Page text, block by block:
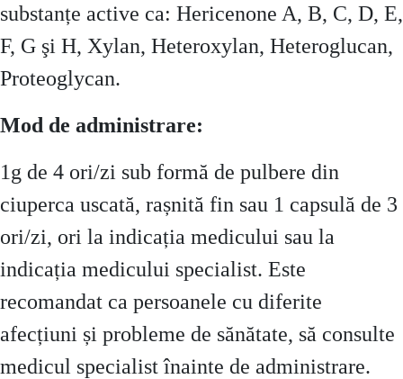
substanțe active ca: Hericenone A, B, C, D, E,
F, G şi H, Xylan, Heteroxylan, Heteroglucan,
Proteoglycan.
Mod de administrare:
1g de 4 ori/zi sub formă de pulbere din
ciuperca uscată, rașnită fin sau 1 capsulă de 3
ori/zi, ori la indicația medicului sau la
indicația medicului specialist. Este
recomandat ca persoanele cu diferite
afecțiuni și probleme de sănătate, să consulte
medicul specialist înainte de administrare.